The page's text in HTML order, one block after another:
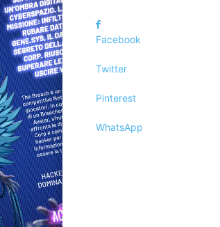
Facebook
Twitter
Pinterest
WhatsApp